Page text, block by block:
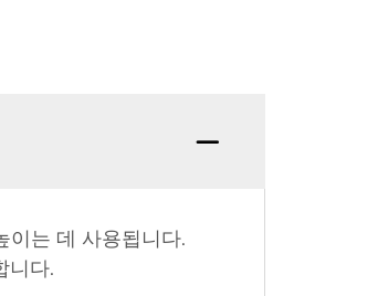
이는 데 사용됩니다.
니다.